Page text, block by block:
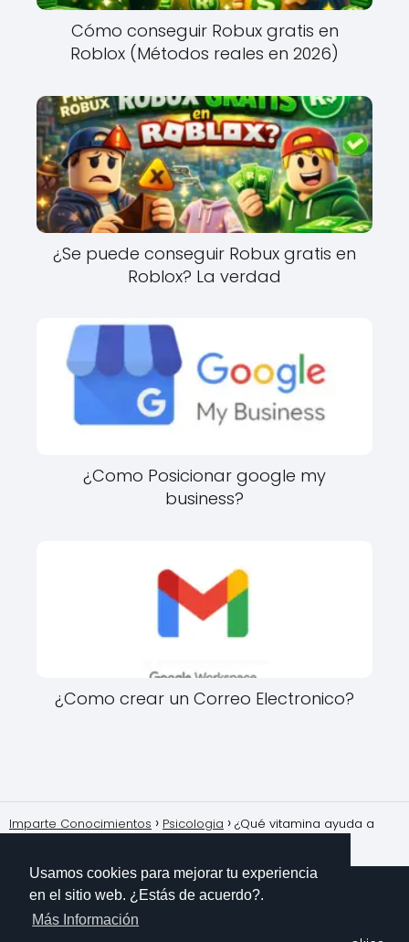
Cómo conseguir Robux gratis en
Roblox (Métodos reales en 2026)
¿Se puede conseguir Robux gratis en
Roblox? La verdad
¿Como Posicionar google my
business?
¿Como crear un Correo Electronico?
Imparte Conocimientos Psicologia
¿Qué vitamina ayuda a
Usamos cookies para mejorar tu experiencia
en el sitio web. ¿Estás de acuerdo?.
Más Información